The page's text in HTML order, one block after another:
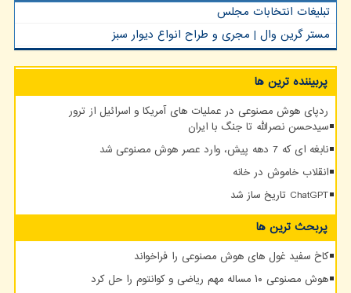
تبلیغات انتخابات مجلس
مستر گرین وال | مجری و طراح انواع دیوار سبز
پربیننده ترین ها
ردپای هوش مصنوعی در عملیات های آمریکا و اسرائیل از ترور
سیدحسن نصرالله تا جنگ با ایران
نابغه ای که 7 دهه پیش، وارد عصر هوش مصنوعی شد
انقلاب خاموش در خانه
ChatGPT تاریخ ساز شد
پربحث ترین ها
کاخ سفید غول های هوش مصنوعی را فراخواند
هوش مصنوعی ۱۰ مساله مهم ریاضی و کوانتوم را حل کرد